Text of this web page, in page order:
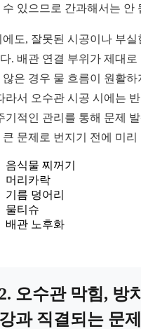
수 있으므로 간과해서는 안
에도, 잘못된 시공이나 부
. 배관 연결 부위가 제대
않은 경우 물 흐름이 원활
라서 오수관 시공 시에는
기적인 관리를 통해 문제
큰 문제로 번지기 전에 미
음식물 찌꺼기
머리카락
기름 덩어리
물티슈
배관 노후화
오수관 막힘, 방
과 직결되는 문제